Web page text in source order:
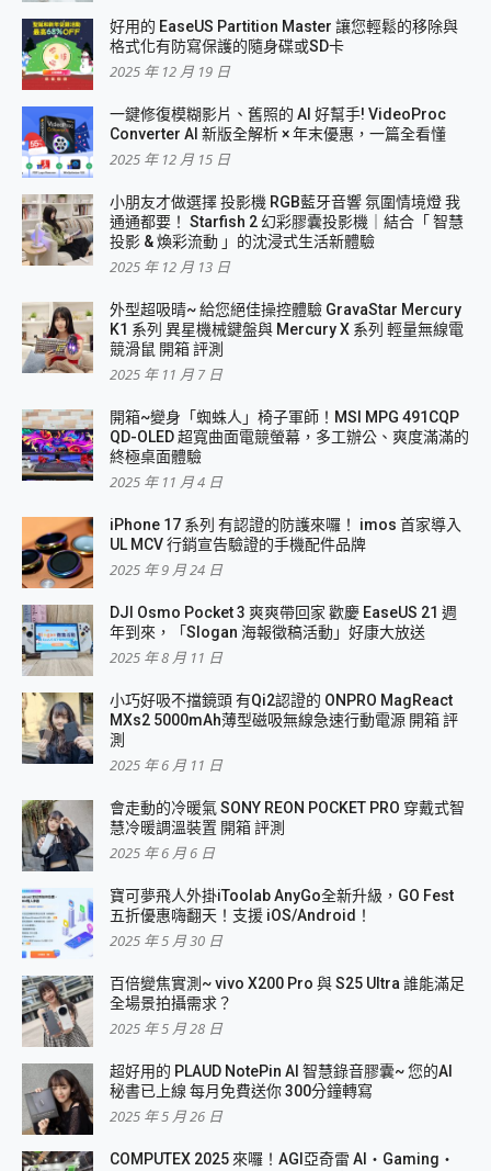
好用的 EaseUS Partition Master 讓您輕鬆的移除與
格式化有防寫保護的隨身碟或SD卡
2025 年 12 月 19 日
一鍵修復模糊影片、舊照的 AI 好幫手! VideoProc
Converter AI 新版全解析 × 年末優惠，一篇全看懂
2025 年 12 月 15 日
小朋友才做選擇 投影機 RGB藍牙音響 氛圍情境燈 我
通通都要！ Starfish 2 幻彩膠囊投影機｜結合「 智慧
投影 & 煥彩流動 」的沈浸式生活新體驗
2025 年 12 月 13 日
外型超吸晴~ 給您絕佳操控體驗 GravaStar Mercury
K1 系列 異星機械鍵盤與 Mercury X 系列 輕量無線電
競滑鼠 開箱 評測
2025 年 11 月 7 日
開箱~變身「蜘蛛人」椅子軍師！MSI MPG 491CQP
QD-OLED 超寬曲面電競螢幕，多工辦公、爽度滿滿的
終極桌面體驗
2025 年 11 月 4 日
iPhone 17 系列 有認證的防護來囉！ imos 首家導入
UL MCV 行銷宣告驗證的手機配件品牌
2025 年 9 月 24 日
DJI Osmo Pocket 3 爽爽帶回家 歡慶 EaseUS 21 週
年到來，「Slogan 海報徵稿活動」好康大放送
2025 年 8 月 11 日
小巧好吸不擋鏡頭 有Qi2認證的 ONPRO MagReact
MXs2 5000mAh薄型磁吸無線急速行動電源 開箱 評
測
2025 年 6 月 11 日
會走動的冷暖氣 SONY REON POCKET PRO 穿戴式智
慧冷暖調溫裝置 開箱 評測
2025 年 6 月 6 日
寶可夢飛人外掛iToolab AnyGo全新升級，GO Fest
五折優惠嗨翻天！支援 iOS/Android！
2025 年 5 月 30 日
百倍變焦實測~ vivo X200 Pro 與 S25 Ultra 誰能滿足
全場景拍攝需求？
2025 年 5 月 28 日
超好用的 PLAUD NotePin AI 智慧錄音膠囊~ 您的AI
秘書已上線 每月免費送你 300分鐘轉寫
2025 年 5 月 26 日
COMPUTEX 2025 來囉！AGI亞奇雷 AI・Gaming・